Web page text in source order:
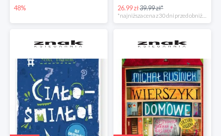
48% 26.99 zł39.99 zł*